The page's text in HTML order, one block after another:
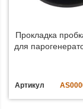
Прокладка
для
Артикул